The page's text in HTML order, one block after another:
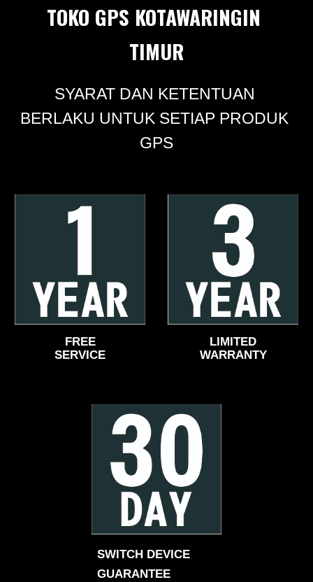
TOKO GPS KOTAWARINGIN
TIMUR
SYARAT DAN KETENTUAN
BERLAKU UNTUK SETIAP PRODUK
GPS
FREE
SERVICE
LIMITED
WARRANTY
SWITCH DEVICE
GUARANTEE